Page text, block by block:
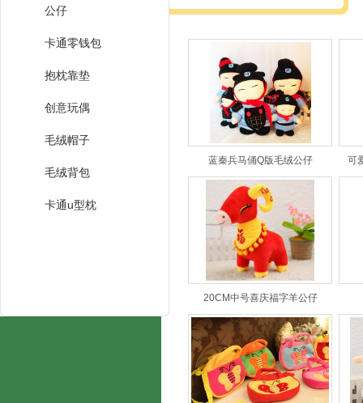
蓝秦兵马俑Q版毛绒公仔 可
20CM中号喜庆福字羊公仔
公仔
卡通零钱包
抱枕靠垫
创意玩偶
毛绒帽子
毛绒背包
卡通u型枕